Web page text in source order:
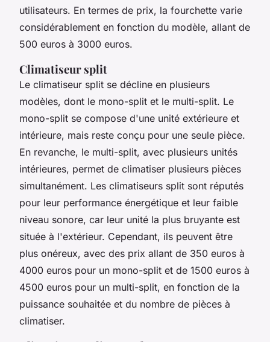
utilisateurs. En termes de prix, la fourchette varie
considérablement en fonction du modèle, allant de
500 euros à 3000 euros.
Climatiseur split
Le climatiseur split se décline en plusieurs
modèles, dont le mono-split et le multi-split. Le
mono-split se compose d'une unité extérieure et
intérieure, mais reste conçu pour une seule pièce.
En revanche, le multi-split, avec plusieurs unités
intérieures, permet de climatiser plusieurs pièces
simultanément. Les climatiseurs split sont réputés
pour leur performance énergétique et leur faible
niveau sonore, car leur unité la plus bruyante est
située à l'extérieur. Cependant, ils peuvent être
plus onéreux, avec des prix allant de 350 euros à
4000 euros pour un mono-split et de 1500 euros à
4500 euros pour un multi-split, en fonction de la
puissance souhaitée et du nombre de pièces à
climatiser.